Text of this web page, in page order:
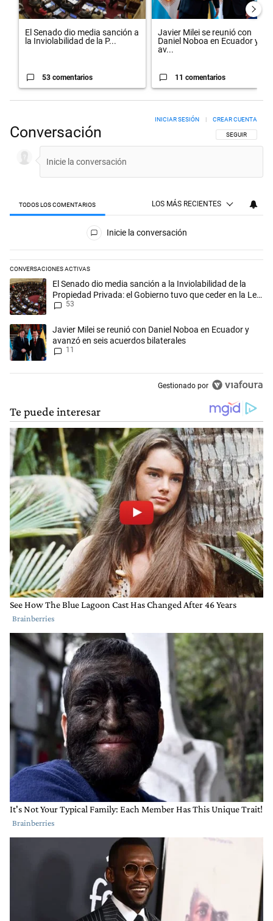
El Senado dio media sanción a
la Inviolabilidad de la P...
53 comentarios
Javier Milei se reunió con
Daniel Noboa en Ecuador y
av...
11 comentarios
Conversación SIGA ESTA
SEGUIR
INICIAR SESIÓN CREAR CUENTA
TODOS LOS COMENTARIOS LOS MÁS RECIENTES
Todos los comentarios
Inicie la conversación
CONVERSACIONES ACTIVAS
Este listado muestra los artículos con más comentarios en los
Un artículo de tendencia con el título "El Senado dio media sanción a
El Senado dio media sanción a la Inviolabilidad de la
Propiedad Privada: el Gobierno tuvo que ceder en la Ley
del Manejo del Fuego
53
Un artículo de tendencia con el título "Javier Milei se reunió con
Javier Milei se reunió con Daniel Noboa en Ecuador y
avanzó en seis acuerdos bilaterales
11
Gestionado por